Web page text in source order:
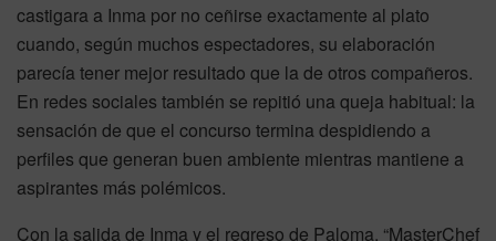
castigara a Inma por no ceñirse exactamente al plato
cuando, según muchos espectadores, su elaboración
parecía tener mejor resultado que la de otros compañeros.
En redes sociales también se repitió una queja habitual: la
sensación de que el concurso termina despidiendo a
perfiles que generan buen ambiente mientras mantiene a
aspirantes más polémicos.
Con la salida de Inma y el regreso de Paloma, “MasterChef